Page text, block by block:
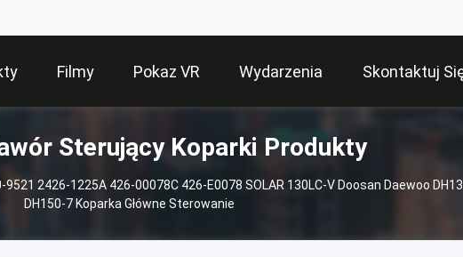
Filmy Pokaz VR Wydarzenia Skontaktuj
Sterujący Koparki Produkty
9521 2426-1225A 426-00078C 426-E0078 SOLAR 130LC-V Doosan Daewoo
DH150-7 Koparka Główne Sterowanie